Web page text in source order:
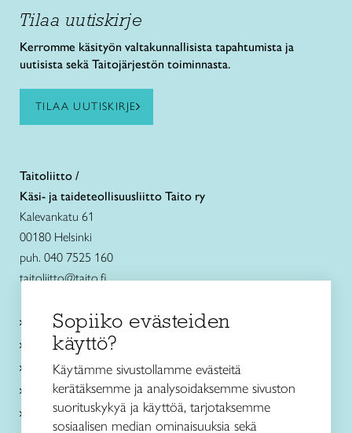
Tilaa uutiskirje
Kerromme käsityön valtakunnallisista tapahtumista ja
uutisista sekä Taitojärjestön toiminnasta.
TILAA UUTISKIRJE
Taitoliitto /
Käsi- ja taideteollisuusliitto Taito ry
Kalevankatu 61
00180 Helsinki
puh. 040 7525 160
taitoliitto@taito.fi
Käsityökurssit ja koulutus
Ajankohtaista
Käsityöohjeet
Me olemme Taito
Paikallinen toiminta
Sopiiko evästeiden
käyttö?
Käytämme sivustollamme evästeitä
kerätäksemme ja analysoidaksemme sivuston
suorituskykyä ja käyttöä, tarjotaksemme
sosiaalisen median ominaisuuksia sekä